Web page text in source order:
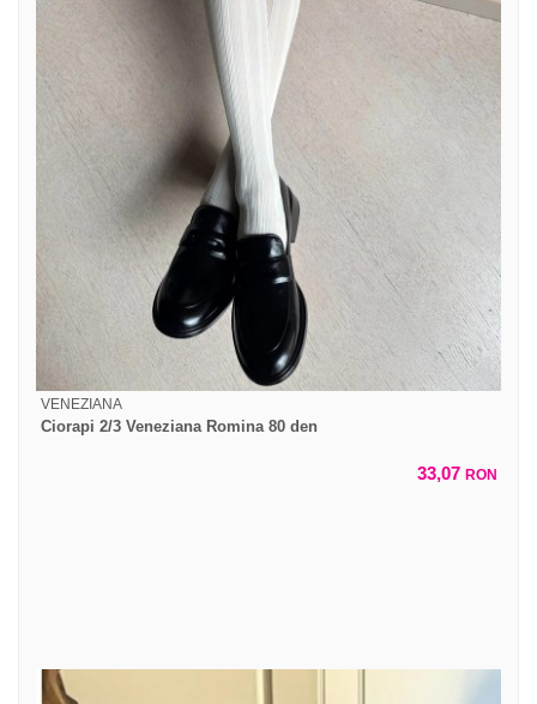
VENEZIANA
Ciorapi 2/3 Veneziana Romina 80 den
33,07 RON